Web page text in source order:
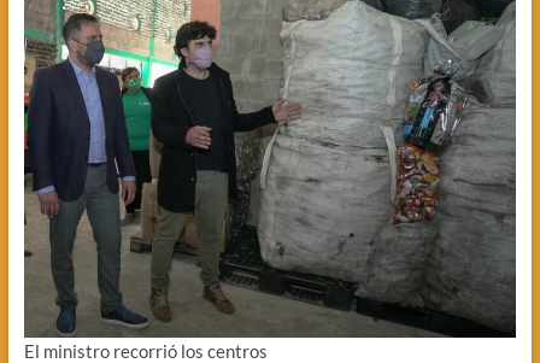
El ministro recorrió los centros